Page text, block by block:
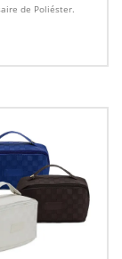
de Poliéster.